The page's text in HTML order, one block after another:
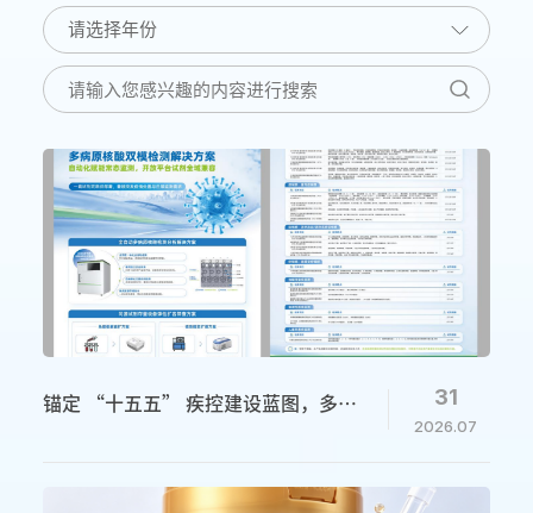
锚定 “十五五” 疾控建设蓝图，多病
博晖方案一站式满足常态化监测与突发
疫情筛查双重需求
31
2026.07